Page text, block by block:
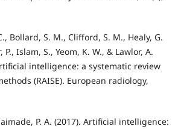
Bollard, S. M., Clifford, S. M., Healy, G.
Islam, S., Yeom, K. W., & Lawlor, A.
intelligence: a systematic review
(RAISE). European radiology,
P. A. (2017). Artificial intelligence: